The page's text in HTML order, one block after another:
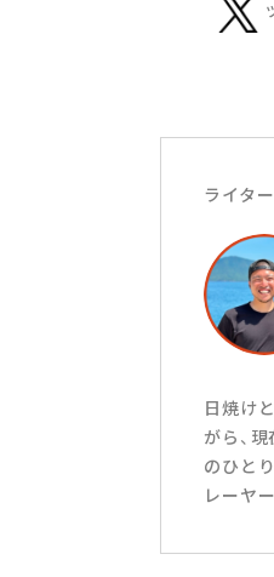
ライター
日焼け
がら、
のひと
レーヤ